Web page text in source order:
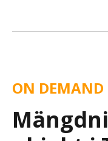
ON DEMAND